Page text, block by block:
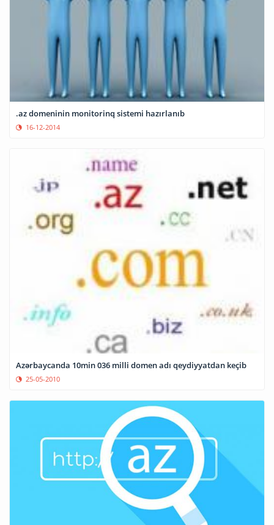
.az domeninin monitorinq sistemi hazırlanıb
16-12-2014
Azərbaycanda 10min 036 milli domen adı qeydiyyatdan keçib
25-05-2010